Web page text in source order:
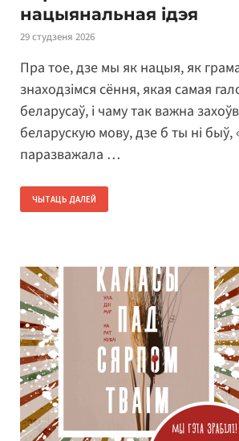
нацыянальная ідэя
29 студзеня 2026
Пра тое, дзе мы як нацыя, як
знаходзімся сёння, якая самая
беларусаў, і чаму так важна
беларускую мову, дзе б ты ні быў,
паразважала …
ЧЫТАЦЬ ДАЛЕЙ